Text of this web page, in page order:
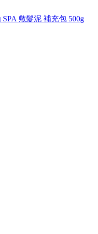
敷髮泥 補充包 500g